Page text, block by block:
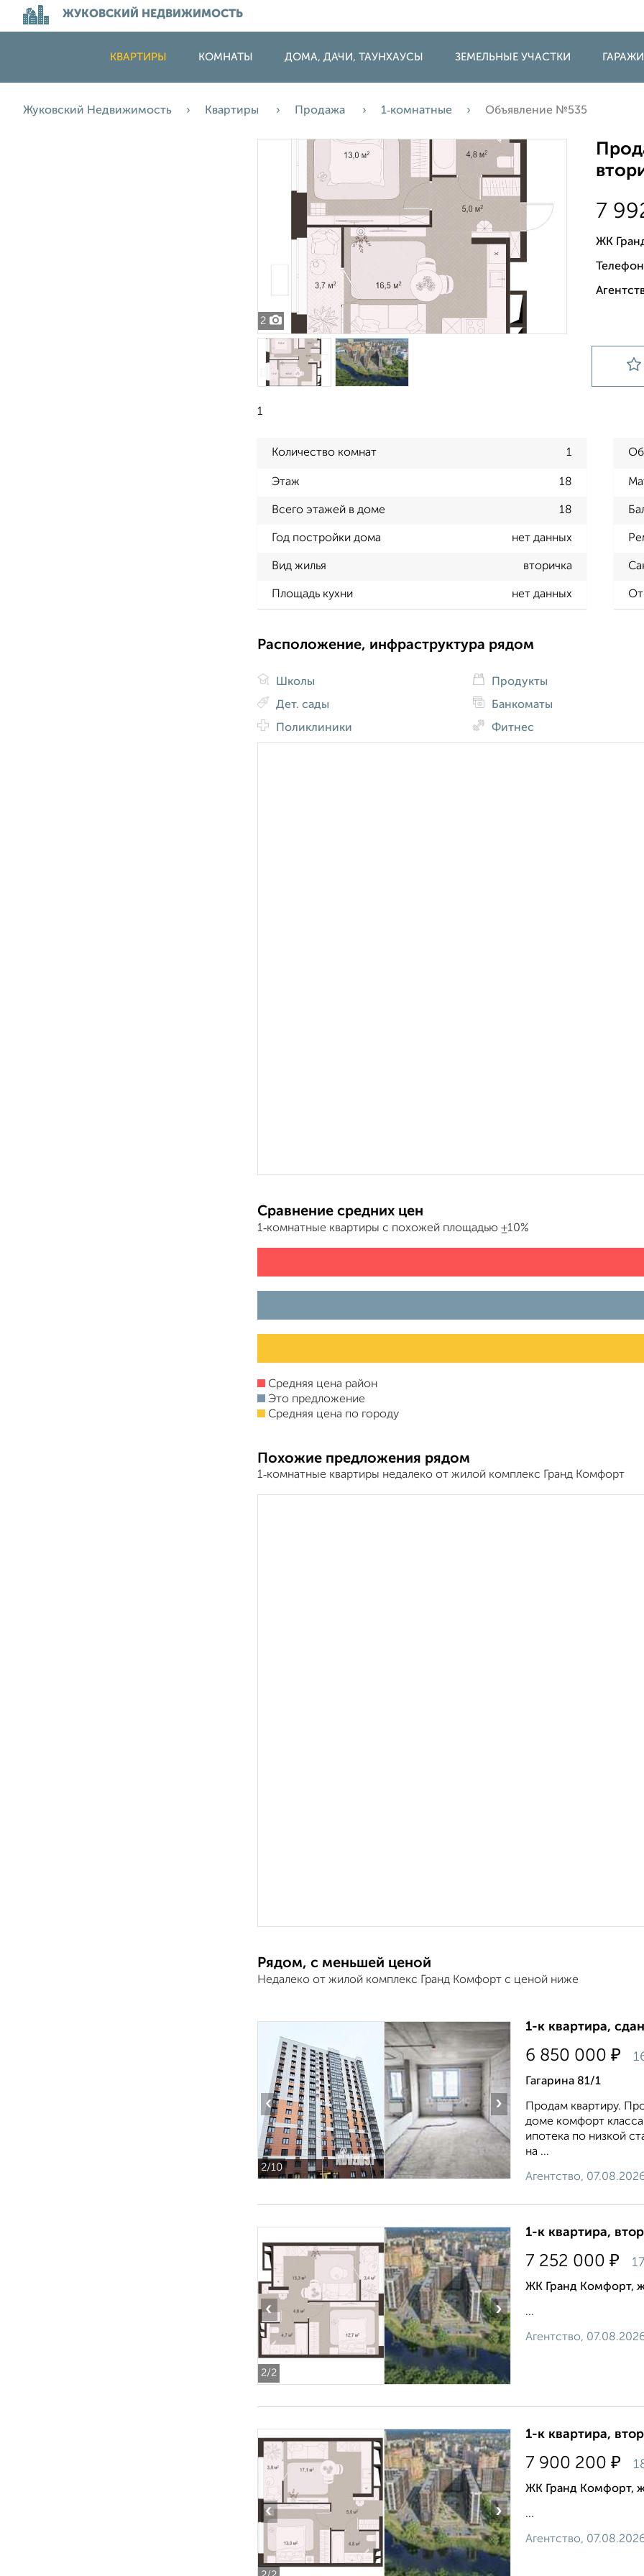
ЖУКОВСКИЙ НЕДВИЖИМОСТЬ
КВАРТИРЫ КОМНАТЫ ДОМА, ДАЧИ, ТАУНХАУСЫ ЗЕМЕЛЬНЫЕ УЧАСТКИ
Жуковский Недвижимость Квартиры Продажа 1‑комнатные Объявление №535
2
7
ЖК
1
Количество комнат 1
Этаж 18
Всего этажей в доме 18
Год постройки дома нет данных
Вид жилья вторичка
Площадь кухни нет данных
Расположение, инфраструктура рядом
Школы
Дет. сады
Поликлиники
Продукты
Банкоматы
Фитнес
Сравнение средних цен
1‑комнатные квартиры с похожей площадью ±10%
Средняя цена район
Это предложение
Средняя цена по городу
Похожие предложения рядом
1‑комнатные квартиры недалеко от жилой комплекс Гранд Комфорт
Рядом, с меньшей ценой
Недалеко от жилой комплекс Гранд Комфорт с ценой ниже
2/10
‹ ›
1-к квартира,
6 850 000 ₽
Гагарина 81/1
Продам квартиру.
доме комфорт
ипотека по низкой
на ...
Агентство,
2/2
‹ ›
1-к квартира,
7 252 000 ₽
ЖК Гранд Комфорт,
...
Агентство,
‹ ›
1-к квартира,
7 900 200 ₽
ЖК Гранд Комфорт,
...
Агентство,